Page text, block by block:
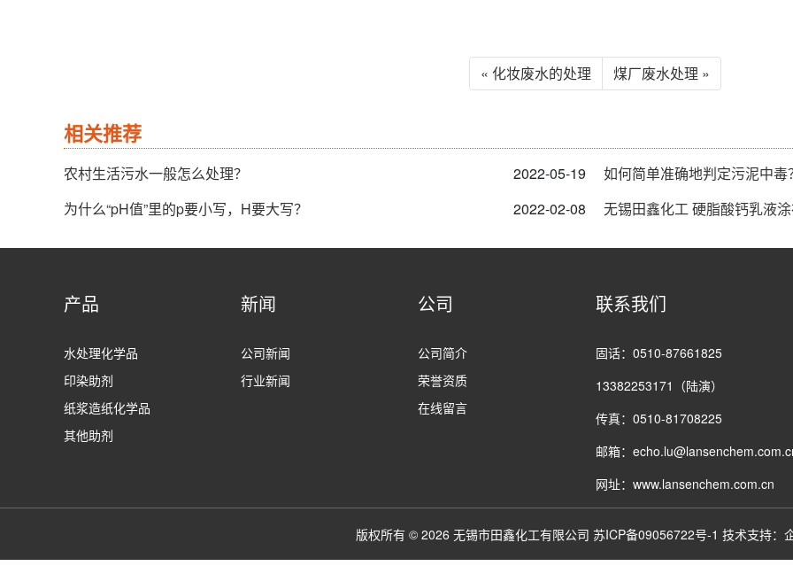
« 化妆废水的处理 煤厂废水处理 »
相关推荐
农村生活污水一般怎么处理？ 2022-05-19
如何简单准确地判定污泥中
为什么“pH值”里的p要小写，H要大写？
2022-02-08 无锡田鑫化工 硬脂酸钙乳液
产品
水处理化学品
印染助剂
纸浆造纸化学品
其他助剂
新闻
公司新闻
行业新闻
公司
公司简介
荣誉资质
在线留言
联系我们
固话：0510-87661825
13382253171（陆演）
传真：0510-81708225
邮箱：
网址：www.lansenchem.com.cn
版权所有 © 2026 无锡市田鑫化工有限公司 苏ICP备09056722号-1 技术支持：